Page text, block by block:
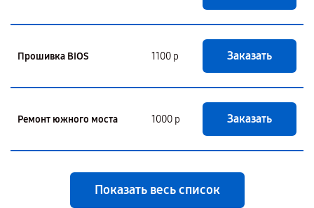
Прошивка BIOS 1100 р Заказать
Ремонт южного моста 1000 р Заказать
Показать весь список